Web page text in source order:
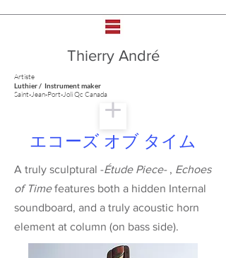
Thierry André
Artiste
Luthier / Instrument maker
Saint-Jean-Port-Joli Qc Canada
エコーズ オブ タイム
A truly sculptural -Étude Piece-, Echoes
of Timefeatures both a hidden Internal
soundboard, and a truly acoustic horn
element at column (on bass side).